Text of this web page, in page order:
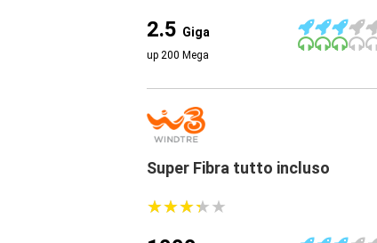
2.5 Giga
up 200 Mega
Super Fibra tutto incluso
★★★★★
★★★★★